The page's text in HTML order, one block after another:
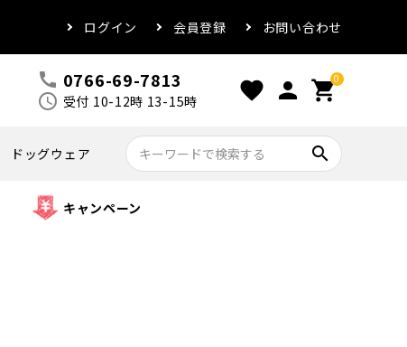
ログイン 会員登録 お問い合わせ
call 0766-69-7813
schedule 受付 10-12時 13-15時 favorite person 0
shopping_cart
ドッグウェア search
キャンペーン